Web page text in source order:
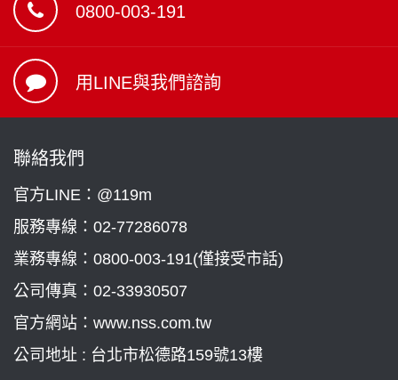
0800-003-191
用LINE與我們諮詢
聯絡我們
官方LINE：@119m
服務專線： 02-77286078
業務專線： 0800-003-191(僅接受市話)
公司傳真：02-33930507
官方網站：www.nss.com.tw
公司地址 : 台北市松德路159號13樓